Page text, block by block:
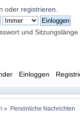
oder registrieren
und Sitzungslänge
Einloggen
» Persönliche Nachrichten